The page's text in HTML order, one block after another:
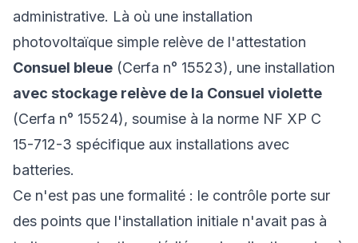
administrative. Là où une installation
photovoltaïque simple relève de l'attestation
Consuel bleue (Cerfa n° 15523), une installation
avec stockage relève de la Consuel violette
(Cerfa n° 15524), soumise à la norme NF XP C
15-712-3 spécifique aux installations avec
batteries.
Ce n'est pas une formalité : le contrôle porte sur
des points que l'installation initiale n'avait pas à